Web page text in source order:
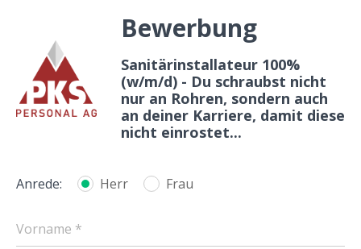
Bewerbung
Sanitärinstallateur 100%
(w/m/d) - Du schraubst nicht
nur an Rohren, sondern auch
an deiner Karriere, damit diese
nicht einrostet...
Anrede: Herr Frau
Vorname *